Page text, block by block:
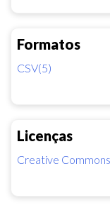
Formatos
CSV(5)
Licenças
Creative